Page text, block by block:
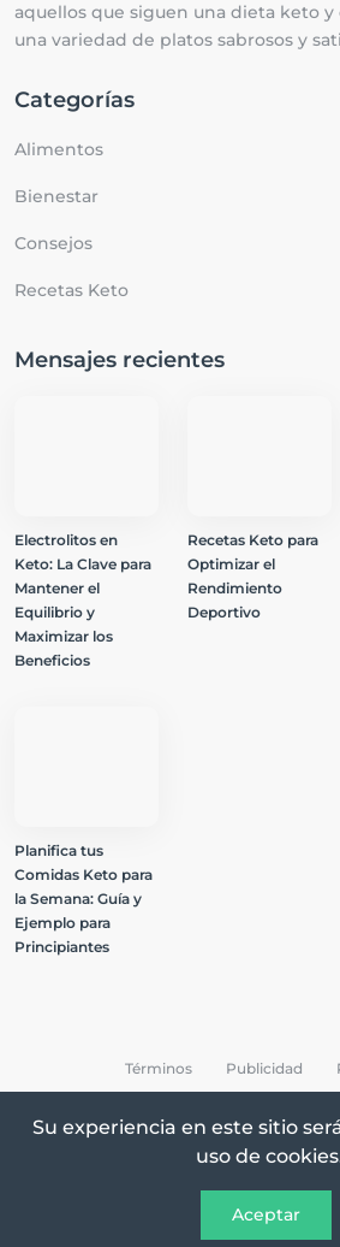
aquellos que siguen una dieta keto
una variedad de platos sabrosos y
Categorías
Alimentos
Bienestar
Consejos
Recetas Keto
Mensajes recientes
Electrolitos en
Keto: La Clave para
Mantener el
Equilibrio y
Maximizar los
Beneficios
Recetas Keto para
Optimizar el
Rendimiento
Deportivo
Planifica tus
Comidas Keto para
la Semana: Guía y
Ejemplo para
Principiantes
All Rights Reserved © 2026
Términos Publicidad
Su experiencia en este sitio
uso de
Aceptar